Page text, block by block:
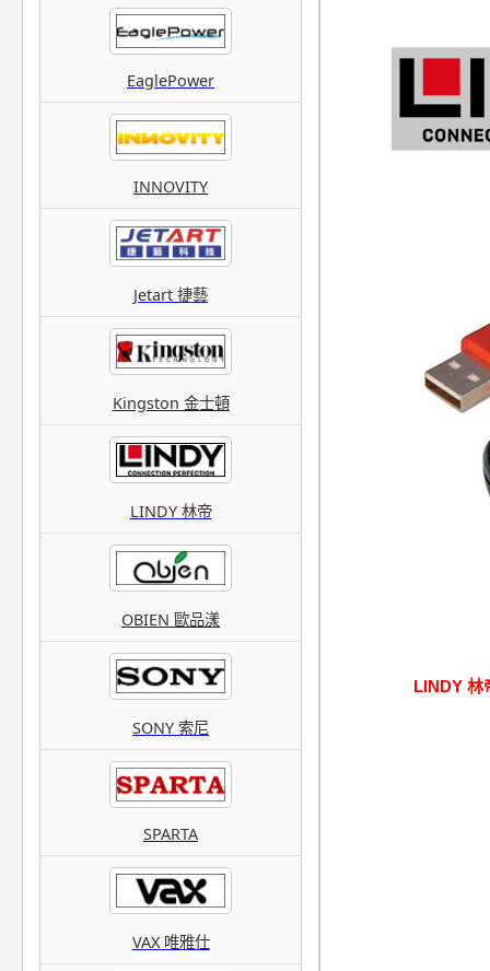
EaglePower
INNOVITY
Jetart 捷藝
Kingston 金士頓
LINDY 林帝
OBIEN 歐品漾
SONY 索尼
SPARTA
VAX 唯雅仕
LINDY 林